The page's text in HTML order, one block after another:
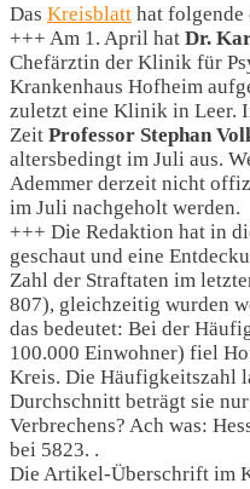
Das Kreisblatt hat folgende
+++ Am 1. April hat Dr.
Chefärztin der Klinik für
Krankenhaus Hofheim
zuletzt eine Klinik in Leer.
Zeit Professor Stephan
altersbedingt im Juli aus.
Ademmer derzeit nicht
im Juli nachgeholt werden.
+++ Die Redaktion hat in
geschaut und eine
Zahl der Straftaten im
807), gleichzeitig wurden
das bedeutet: Bei der
100.000 Einwohner) fiel
Kreis. Die Häufigkeitszahl
Durchschnitt beträgt sie
Verbrechens? Ach was:
bei 5823. .
Die Artikel-Überschrift im